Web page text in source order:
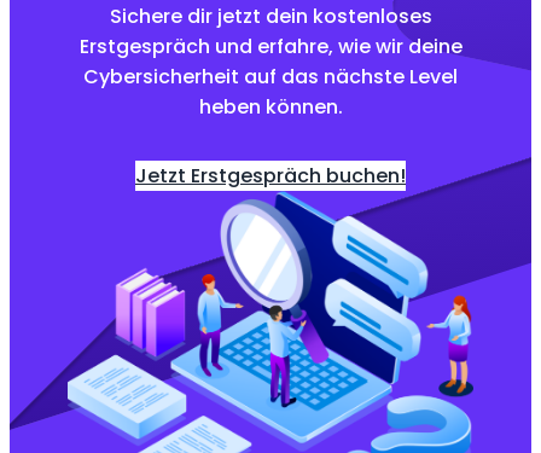
Sichere dir jetzt dein kostenloses
Erstgespräch und erfahre, wie wir deine
Cybersicherheit auf das nächste Level
heben können.
Jetzt Erstgespräch buchen!